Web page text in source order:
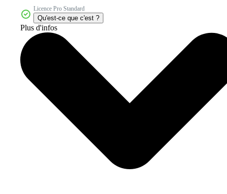
Licence Pro Standard
Qu'est-ce que c'est ?
Plus d'infos